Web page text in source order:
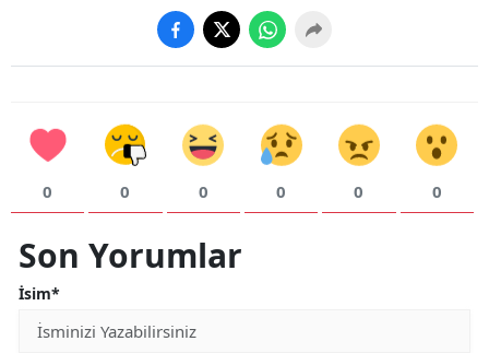
Düzce
0 0 0 0 0 0
Son Yorumlar
İsim*